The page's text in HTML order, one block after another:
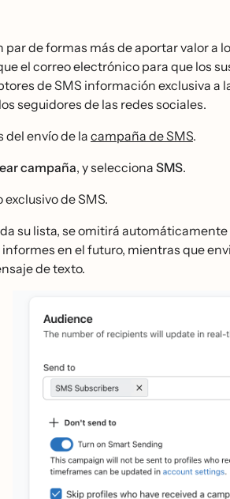
par de formas más de aportar valor a
el correo electrónico para que los
de SMS información exclusiva
seguidores de las redes sociales.
del envío de lacampaña de SMS.
campaña, y selecciona SMS.
de SMS.
su lista, se omitirá
en el futuro, mientras que
de texto.